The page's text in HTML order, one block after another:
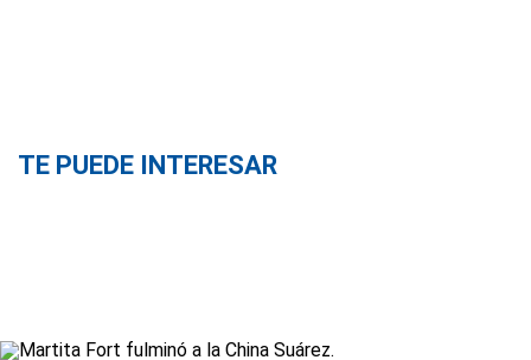
TE PUEDE INTERESAR